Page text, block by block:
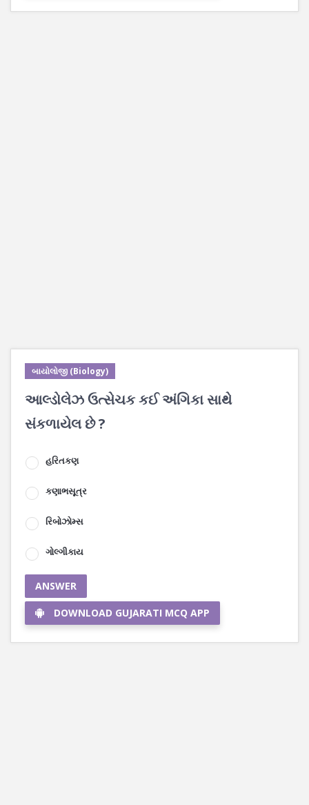
બાયોલોજી (Biology)
આલ્ડોલેઝ ઉત્સેચક કઈ અંગિકા સાથે
સંકળાયેલ છે ?
હરિતકણ
કણાભસૂત્ર
રિબોઝોમ્સ
ગોલ્ગીકાય
ANSWER
DOWNLOAD GUJARATI MCQ APP